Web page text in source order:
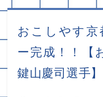
おこしやす京
ー完成！！【
鍵山慶司選手】